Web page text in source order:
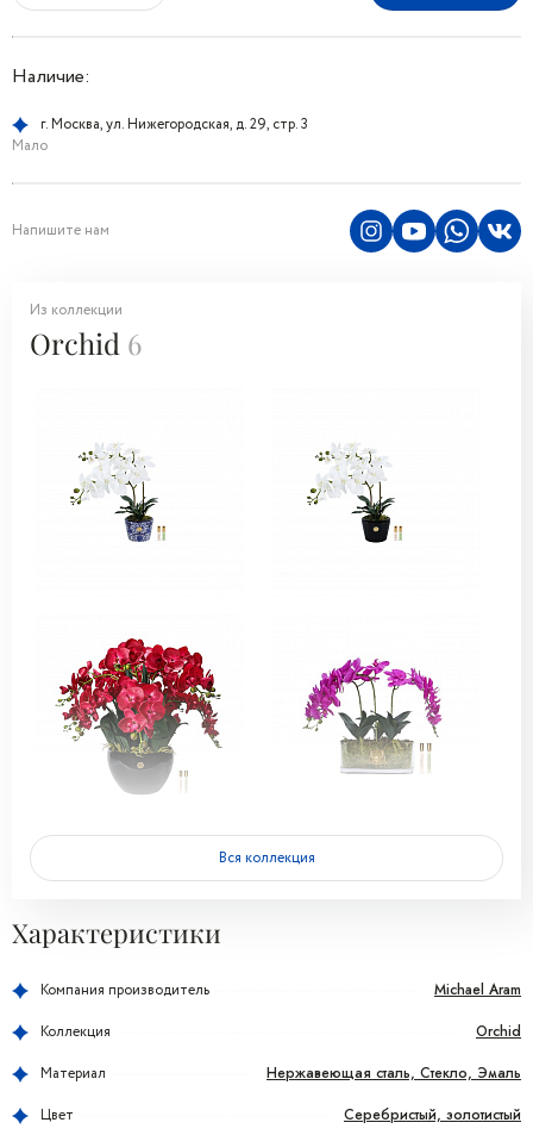
Наличие:
г. Москва, ул. Нижегородская, д. 29, стр. 3
Мало
Напишите нам
Из коллекции
Orchid 6
Вся коллекция
Характеристики
Компания производитель Michael Aram
Коллекция Orchid
Материал Нержавеющая сталь, Стекло, Эмаль
Цвет Серебристый, золотистый